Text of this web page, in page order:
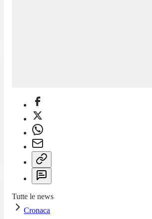
Tutte le news
Cronaca